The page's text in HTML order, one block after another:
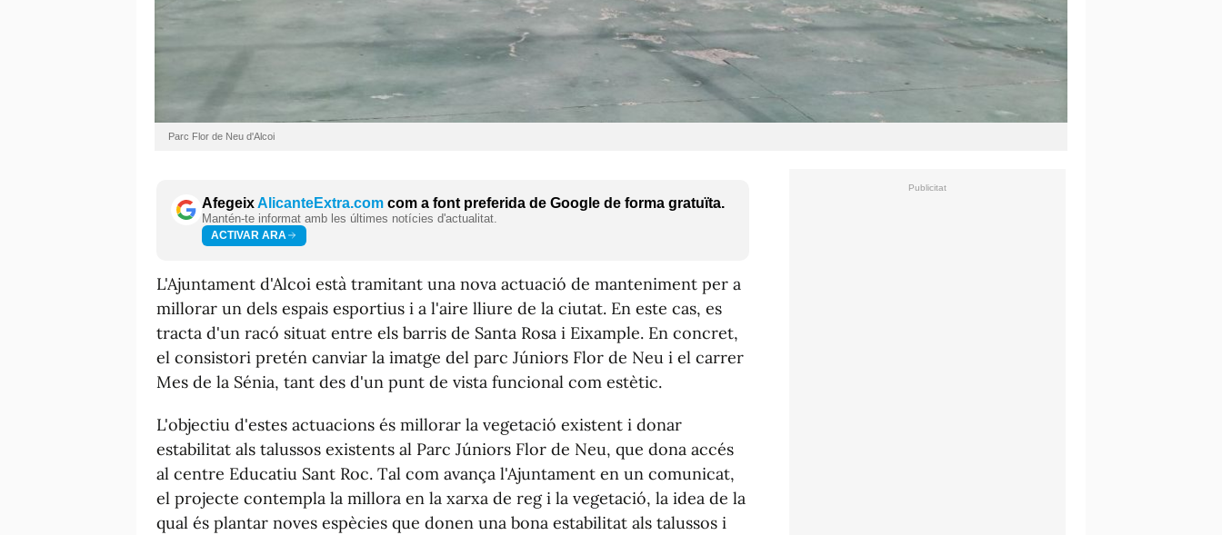
Parc Flor de Neu d'Alcoi
AfegeixAlicanteExtra.com com a font preferida de Google de forma gratuïta.
Mantén-te informat amb les últimes notícies d'actualitat.
ACTIVAR ARA
L'Ajuntament d'Alcoi està tramitant una nova actuació de manteniment per a
millorar un dels espais esportius i a l'aire lliure de la ciutat. En este cas, es
tracta d'un racó situat entre els barris de Santa Rosa i Eixample. En concret,
el consistori pretén canviar la imatge del parc Júniors Flor de Neu i el carrer
Mes de la Sénia, tant des d'un punt de vista funcional com estètic.
L'objectiu d'estes actuacions és millorar la vegetació existent i donar
estabilitat als talussos existents al Parc Júniors Flor de Neu, que dona accés
al centre Educatiu Sant Roc. Tal com avança l'Ajuntament en un comunicat,
el projecte contempla la millora en la xarxa de reg i la vegetació, la idea de la
qual és plantar noves espècies que donen una bona estabilitat als talussos i